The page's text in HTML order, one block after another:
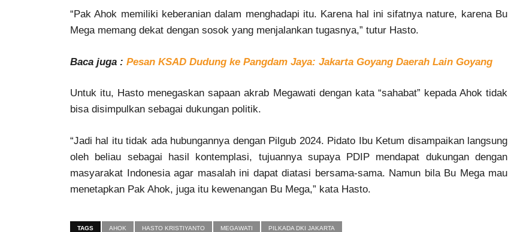
“Pak Ahok memiliki keberanian dalam menghadapi itu. Karena hal ini sifatnya nature, karena Bu
Mega memang dekat dengan sosok yang menjalankan tugasnya,” tutur Hasto.
Baca juga : Pesan KSAD Dudung ke Pangdam Jaya: Jakarta Goyang Daerah Lain Goyang
Untuk itu, Hasto menegaskan sapaan akrab Megawati dengan kata “sahabat” kepada Ahok tidak
bisa disimpulkan sebagai dukungan politik.
“Jadi hal itu tidak ada hubungannya dengan Pilgub 2024. Pidato Ibu Ketum disampaikan langsung
oleh beliau sebagai hasil kontemplasi, tujuannya supaya PDIP mendapat dukungan dengan
masyarakat Indonesia agar masalah ini dapat diatasi bersama-sama. Namun bila Bu Mega mau
menetapkan Pak Ahok, juga itu kewenangan Bu Mega,” kata Hasto.
TAGS AHOK HASTO KRISTIYANTO MEGAWATI PILKADA DKI JAKARTA